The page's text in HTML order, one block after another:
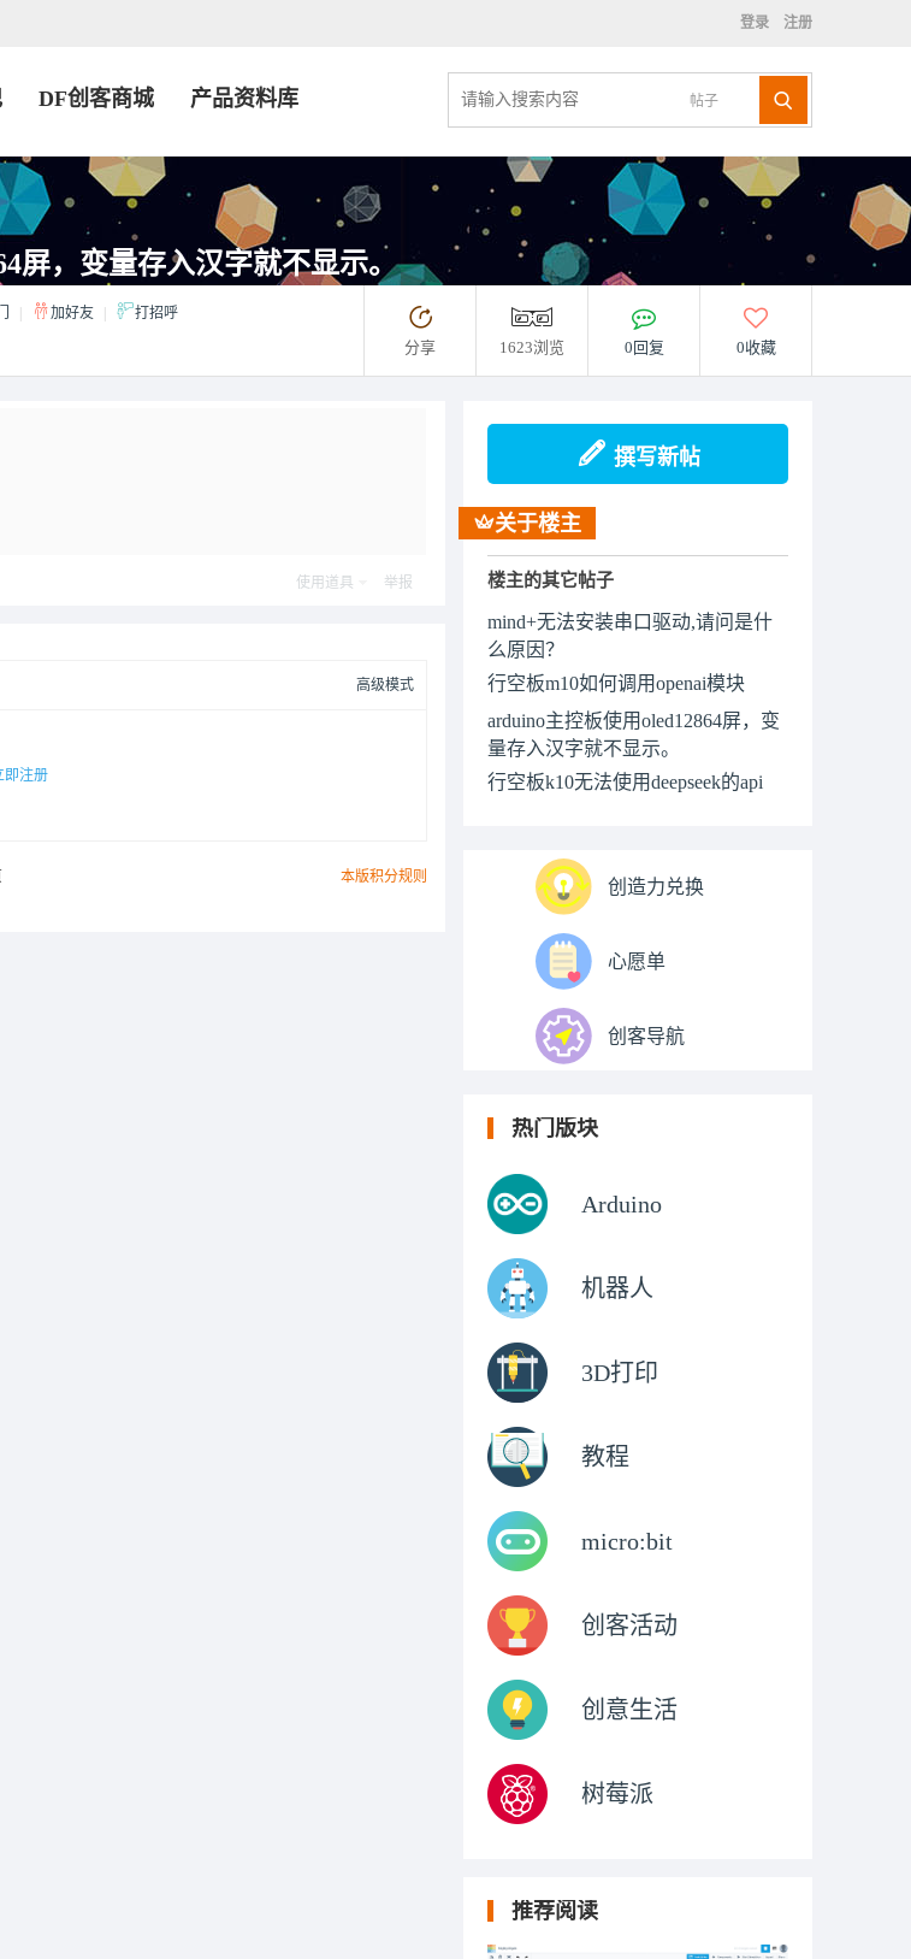
登录 注册
帖子
DF创客商城 产品资料库
屏，变量存入汉字就不显示。
加好友 打招呼
分享 1623浏览 0回复 0收藏
使用道具 举报
高级模式
即注册
本版积分规则
撰写新帖
关于楼主
楼主的其它帖子
mind+无法安装串口驱动,请问是什
么原因？
行空板m10如何调用openai模块
arduino主控板使用oled12864屏，变
量存入汉字就不显示。
行空板k10无法使用deepseek的api
创造力兑换
心愿单
创客导航
热门版块
Arduino
机器人
3D打印
教程
micro:bit
创客活动
创意生活
树莓派
推荐阅读